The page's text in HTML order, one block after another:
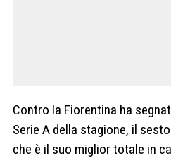
Contro la Fiorentina ha
Serie A della stagione, il
che è il suo miglior totale in